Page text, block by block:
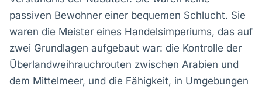
passiven Bewohner einer bequemen Schlucht. Sie
waren die Meister eines Handelsimperiums, das auf
zwei Grundlagen aufgebaut war: die Kontrolle der
Überlandweihrauchrouten zwischen Arabien und
dem Mittelmeer, und die Fähigkeit, in Umgebungen